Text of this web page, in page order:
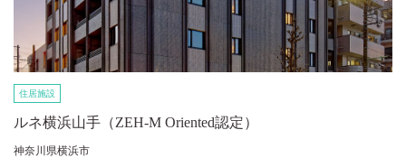
住居施設
ルネ横浜山手（ZEH-M Oriented認定）
神奈川県横浜市